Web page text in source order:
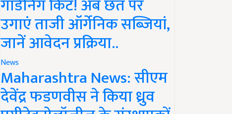
गार्डनिंग किट! अब छत पर
उगाएं ताजी ऑर्गेनिक सब्जियां,
जानें आवेदन प्रक्रिया..
News
Maharashtra News: सीएम
देवेंद्र फडणवीस ने किया ध्रुव